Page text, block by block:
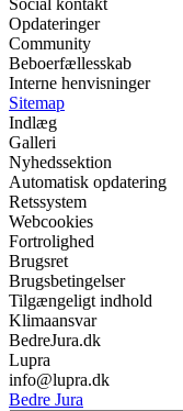
Social kontakt
Opdateringer
Community
Beboerfællesskab
Interne henvisninger
Sitemap
Indlæg
Galleri
Nyhedssektion
Automatisk opdatering
Retssystem
Webcookies
Fortrolighed
Brugsret
Brugsbetingelser
Tilgængeligt indhold
Klimaansvar
BedreJura.dk
Lupra
info@lupra.dk
Bedre Jura